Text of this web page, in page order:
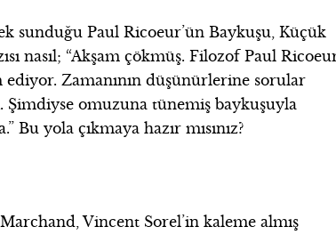
sunduğu Paul Ricoeur’ün Baykuşu, Küçük
nasıl; “Akşam çökmüş. Filozof Paul
ediyor. Zamanının düşünürlerine sorular
Şimdiyse omuzuna tünemiş baykuşuyla
yola çıkmaya hazır mısınız?
Vincent Sorel’in kaleme almış